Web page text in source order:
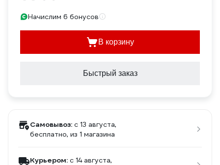
Начислим 6 бонусов
В корзину
Быстрый заказ
Самовывоз: c 13 августа,
бесплатно, из 1 магазина
Курьером: c 14 августа,